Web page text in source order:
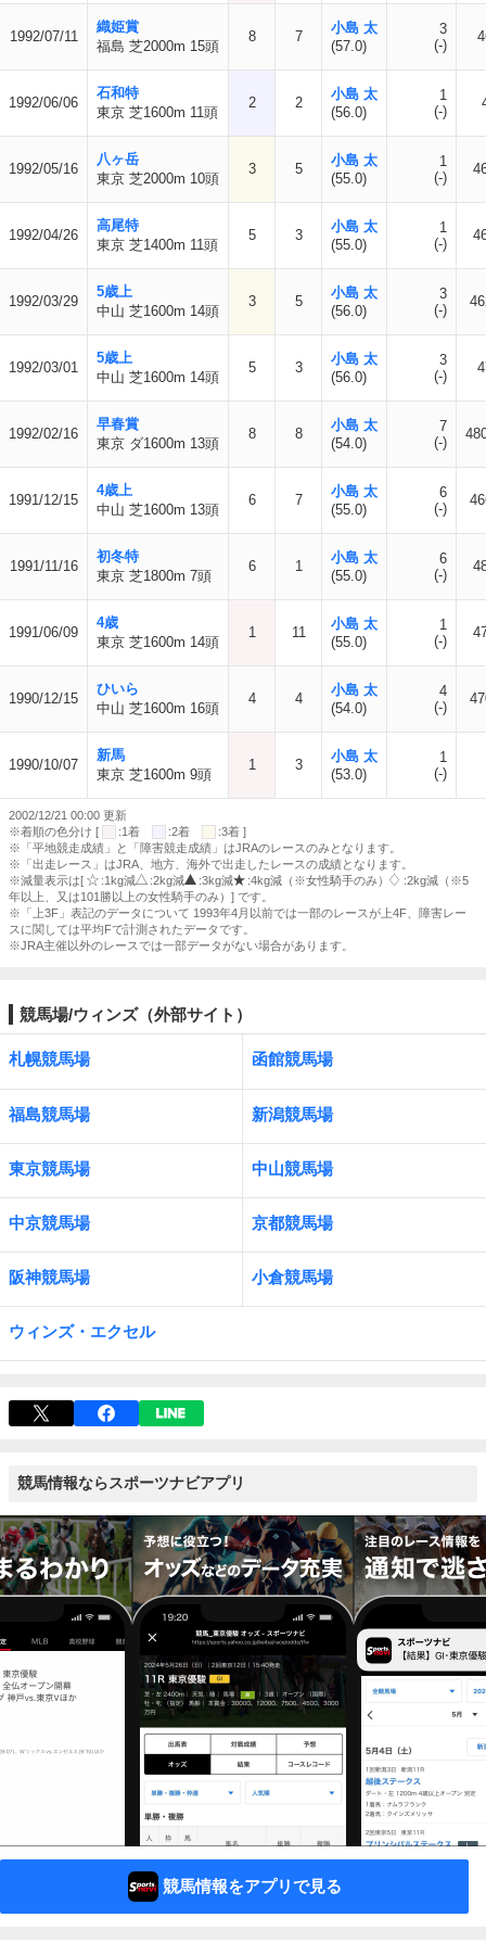
1992/07/11
織姫賞
福島 芝2000m 15頭
8 7
小島 太
(57.0)
3
(-)
1992/06/06
石和特
東京 芝1600m 11頭
2 2
小島 太
(56.0)
1
(-)
1992/05/16
八ヶ岳
東京 芝2000m 10頭
3 5
小島 太
(55.0)
1
(-)
1992/04/26
高尾特
東京 芝1400m 11頭
5 3
小島 太
(55.0)
1
(-)
1992/03/29
5歳上
中山 芝1600m 14頭
3 5
小島 太
(56.0)
3
(-)
1992/03/01
5歳上
中山 芝1600m 14頭
5 3
小島 太
(56.0)
3
(-)
1992/02/16
早春賞
東京 ダ1600m 13頭
8 8
小島 太
(54.0)
7
(-)
1991/12/15
4歳上
中山 芝1600m 13頭
6 7
小島 太
(55.0)
6
(-)
1991/11/16
初冬特
東京 芝1800m 7頭
6 1
小島 太
(55.0)
6
(-)
1991/06/09
4歳
東京 芝1600m 14頭
1 11
小島 太
(55.0)
1
(-)
1990/12/15
ひいら
中山 芝1600m 16頭
4 4
小島 太
(54.0)
4
(-)
1990/10/07
新馬
東京 芝1600m 9頭
1 3
小島 太
(53.0)
1
(-)
2002/12/21 00:00 更新
※着順の色分け [
:1着 :2着
:3着 ]
※「平地競走成績」と「障害競走成績」はJRAのレースのみとなります。
※「出走レース」はJRA、地方、海外で出走したレースの成績となります。
※減量表示は[
:1kg減 :2kg減 :3kg減 :4kg減（※女性騎手のみ）
:2kg減（※5
年以上、又は101勝以上の女性騎手のみ）] です。
※「上3F」表記のデータについて 1993年4月以前では一部のレースが上4F、障害レー
スに関しては平均Fで計測されたデータです。
※JRA主催以外のレースでは一部データがない場合があります。
競馬場/ウィンズ（外部サイト）
札幌競馬場 函館競馬場
福島競馬場 新潟競馬場
東京競馬場 中山競馬場
中京競馬場 京都競馬場
阪神競馬場 小倉競馬場
ウィンズ・エクセル
競馬情報ならスポーツナビアプリ
競馬情報をアプリで見る